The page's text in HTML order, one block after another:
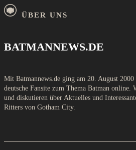
ÜBER UNS
BATMANNEWS.DE
Mit Batmannews.de ging am 20. August
deutsche Fansite zum Thema Batman
und diskutieren über Aktuelles und
Ritters von Gotham City.